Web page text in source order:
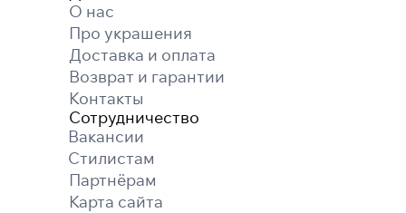
О нас
Про украшения
Доставка и оплата
Возврат и гарантии
Контакты
Сотрудничество
Вакансии
Cтилистам
Партнёрам
Карта cайта